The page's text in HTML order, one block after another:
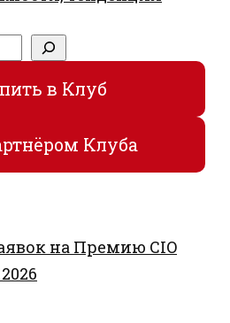
в Клуб
Клуба
на Премию CIO